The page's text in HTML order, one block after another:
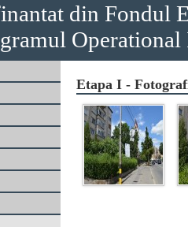
din Fondul
Etapa I -